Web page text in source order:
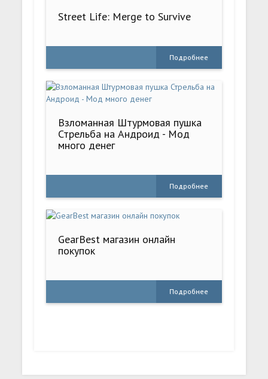
Street Life: Merge to Survive
Подробнее
Взломанная Штурмовая пушка
Стрельба на Андроид - Мод
много денег
Подробнее
GearBest магазин онлайн
покупок
Подробнее